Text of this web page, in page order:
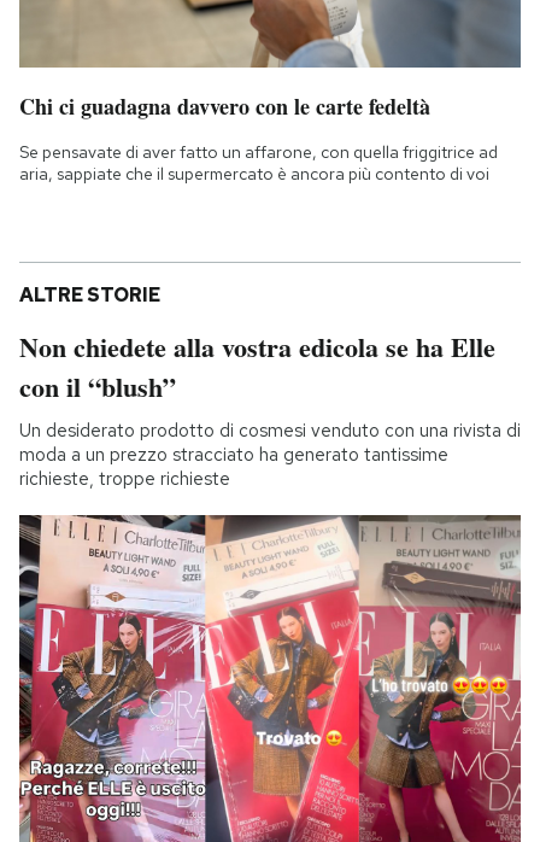
Chi ci guadagna davvero con le carte fedeltà
Se pensavate di aver fatto un affarone, con quella friggitrice ad
aria, sappiate che il supermercato è ancora più contento di voi
ALTRE STORIE
Non chiedete alla vostra edicola se ha Elle
con il “blush”
Un desiderato prodotto di cosmesi venduto con una rivista di
moda a un prezzo stracciato ha generato tantissime
richieste, troppe richieste